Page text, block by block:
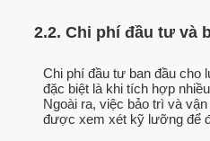
2.2. Chi phí đầu tư và
Chi phí đầu tư ban đầu cho
đặc biệt là khi tích hợp
Ngoài ra, việc bảo trì và
được xem xét kỹ lưỡng để